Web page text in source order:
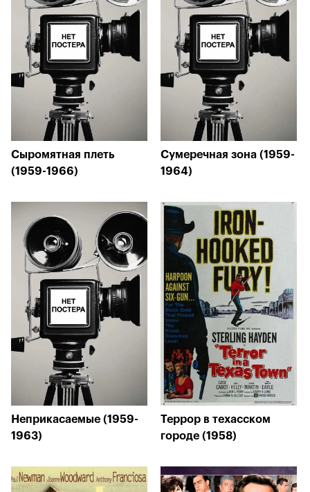
Сыромятная плеть
(1959-1966)
Сумеречная зона (1959-
1964)
Неприкасаемые (1959-
1963)
Террор в техасском
городе (1958)